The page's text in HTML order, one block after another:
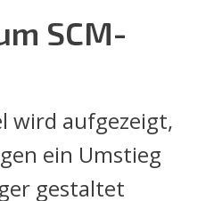
SCM-
wird aufgezeigt,
ein Umstieg
gestaltet